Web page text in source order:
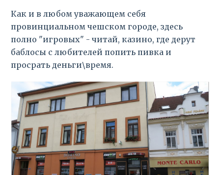
Как и в любом уважающем себя
провинциальном чешском городе, здесь
полно "игровых" - читай, казино, где дерут
баблосы с любителей попить пивка и
просрать деньги\время.